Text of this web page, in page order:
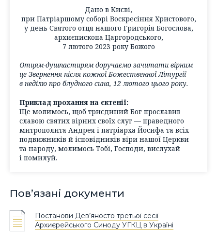
Дано в Києві,
при Патріаршому соборі Воскресіння Христового,
у день Святого отця нашого Григорія Богослова,
архиєпископа Царгородського,
7 лютого 2023 року Божого
Отцям-душпастирям доручаємо зачитати вірним
це Звернення після кожної Божественної Літургії
в неділю про блудного сина, 12 лютого цього року.
Приклад прохання на єктенії:
Ще молимось, щоб триєдиний Бог прославив
славою святих вірних своїх слуг — праведного
митрополита Андрея і патріарха Йосифа та всіх
подвижників й ісповідників віри нашої Церкви
та народу, молимось Тобі, Господи, вислухай
і помилуй.
Пов’язані документи
Постанови Дев’яносто третьої сесії
Архиєрейського Синоду УГКЦ в Україні